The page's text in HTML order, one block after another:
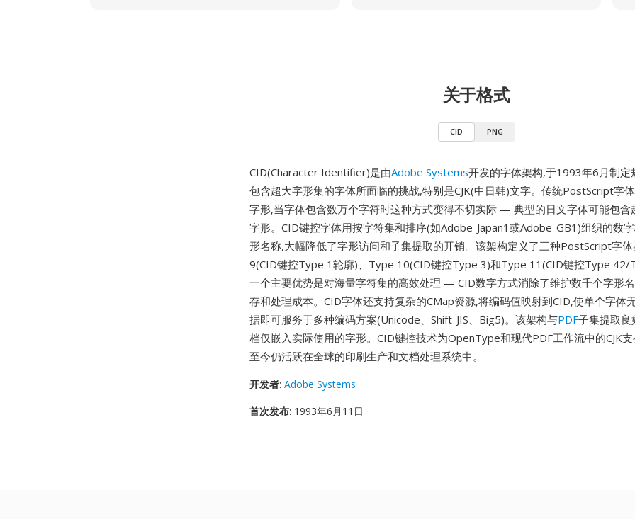
关于格式
CID PNG
CID(Character Identifier)是由Adobe Systems开发的字体架构,于1993年6月制定
包含超大字形集的字体所面临的挑战,特别是CJK(中日韩)文字。传统PostScript字
字形,当字体包含数万个字符时这种方式变得不切实际 — 典型的日文字体可能包
字形。CID键控字体用按字符集和排序(如Adobe-Japan1或Adobe-GB1)组织的数
形名称,大幅降低了字形访问和子集提取的开销。该架构定义了三种PostScript字
9(CID键控Type 1轮廓)、Type 10(CID键控Type 3)和Type 11(CID键控Type 42/
一个主要优势是对海量字符集的高效处理 — CID数字方式消除了维护数千个字形
存和处理成本。CID字体还支持复杂的CMap资源,将编码值映射到CID,使单个字体
据即可服务于多种编码方案(Unicode、Shift-JIS、Big5)。该架构与PDF子集提取良
档仅嵌入实际使用的字形。CID键控技术为OpenType和现代PDF工作流中的CJK
至今仍活跃在全球的印刷生产和文档处理系统中。
开发者: Adobe Systems
首次发布: 1993年6月11日